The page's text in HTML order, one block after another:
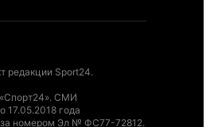
редакции Sport24.
СМИ
17.05.2018 года
номером Эл № ФС77-72812.